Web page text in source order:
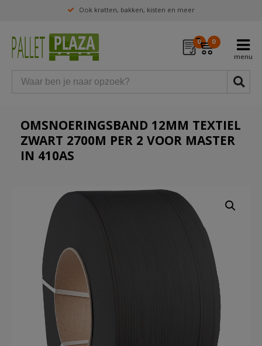
Ook kratten, bakken, kisten en meer
0 0
OMSNOERINGSBAND 12MM TEXTIEL
ZWART 2700M PER 2 VOOR MASTER
IN 410AS